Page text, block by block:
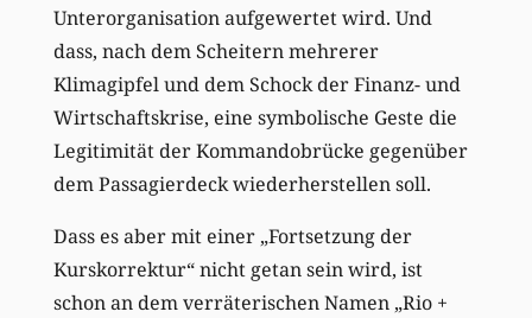
Unterorganisation aufgewertet wird. Und
dass, nach dem Scheitern mehrerer
Klimagipfel und dem Schock der Finanz- und
Wirtschaftskrise, eine symbolische Geste die
Legitimität der Kommandobrücke gegenüber
dem Passagierdeck wiederherstellen soll.
Dass es aber mit einer „Fortsetzung der
Kurskorrektur“ nicht getan sein wird, ist
schon an dem verräterischen Namen „Rio +